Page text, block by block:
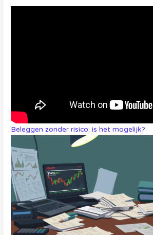
Beleggen zonder risico: is het mogelijk?